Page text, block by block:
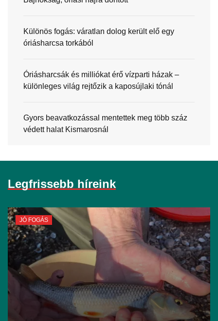
Különös fogás: váratlan dolog került elő egy
óriásharcsa torkából
Óriásharcsák és milliókat érő vízparti házak –
különleges világ rejtőzik a kaposújlaki tónál
Gyors beavatkozással mentettek meg több száz
védett halat Kismarosnál
Legfrissebb híreink
JÓ FOGÁS